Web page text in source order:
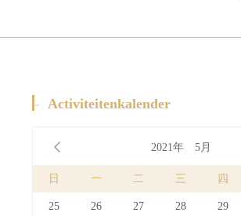
- Activiteitenkalender
 2021年 5月
日 一 二 三 四
25 26 27 28 29